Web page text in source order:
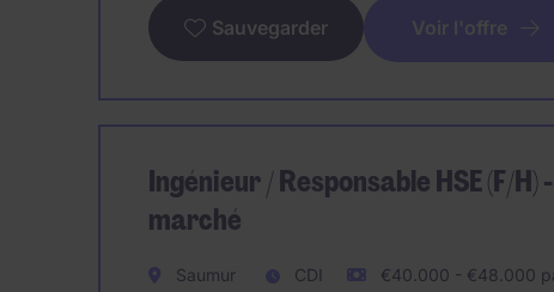
Sauvegarder Voir l'offre
Ingénieur / Responsable HSE (F/H)
marché
Saumur CDI €40.000 - €48.000